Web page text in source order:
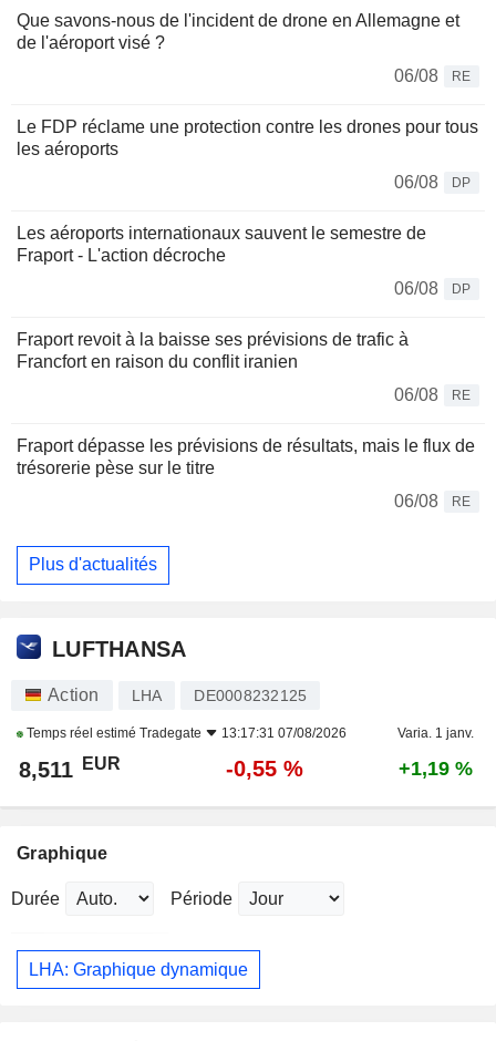
Que savons-nous de l'incident de drone en Allemagne et
de l'aéroport visé ?
06/08
RE
Le FDP réclame une protection contre les drones pour tous
les aéroports
06/08
DP
Les aéroports internationaux sauvent le semestre de
Fraport - L'action décroche
06/08
DP
Fraport revoit à la baisse ses prévisions de trafic à
Francfort en raison du conflit iranien
06/08
RE
Fraport dépasse les prévisions de résultats, mais le flux de
trésorerie pèse sur le titre
06/08
RE
Plus d'actualités
LUFTHANSA
Action LHA DE0008232125
Temps réel estimé Tradegate 13:17:31 07/08/2026 Varia. 1 janv.
8,511 EUR -0,55 % +1,19 %
Graphique
Durée Période
LHA: Graphique dynamique